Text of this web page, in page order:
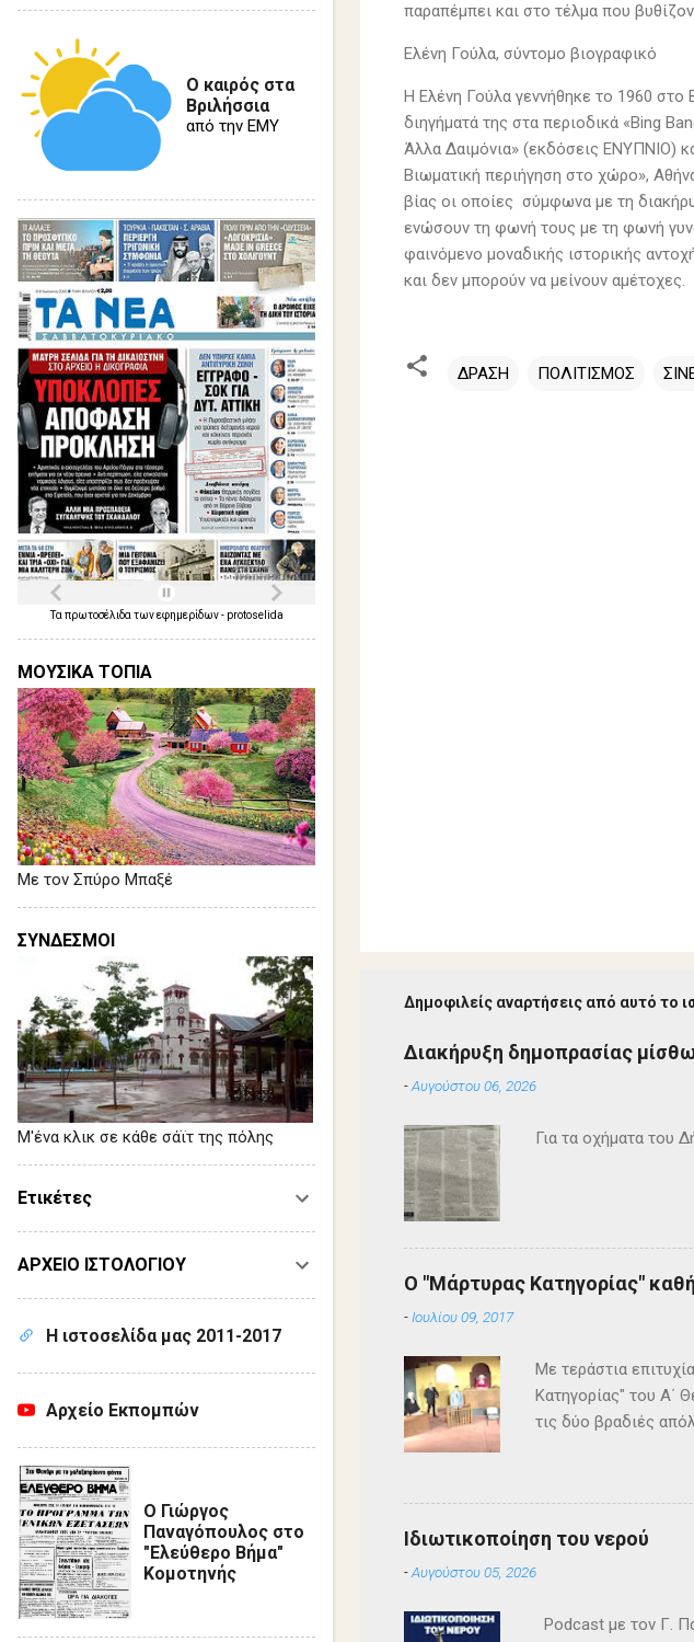
παραπέμπει και στο τέλμα που
Ελένη Γούλα, σύντομο βιογραφικό
Η Ελένη Γούλα γεννήθηκε το 1960 στο
διηγήματά της στα περιοδικά «Bing
Άλλα Δαιμόνια» (εκδόσεις ΕΝΥΠΝΙΟ)
Βιωματική περιήγηση στο χώρο»,
βίας οι οποίες σύμφωνα με τη
ενώσουν τη φωνή τους με τη φωνή
φαινόμενο μοναδικής ιστορικής
και δεν μπορούν να μείνουν αμέτοχες.
ΔΡΑΣΗ ΠΟΛΙΤΙΣΜΟΣ
Δημοφιλείς αναρτήσεις από αυτό το
Διακήρυξη δημοπρασίας
-Αυγούστου 06, 2026
Για τα οχήματα του
Ο "Μάρτυρας Κατηγορίας"
- Ιουλίου 09, 2017
Με τεράστια
Κατηγορίας" του Α΄
τις δύο βραδιές
ανατροπές και ένα
έργο και τους
σπουδαία
Θεατρικού
Θεοδόσης, Άννα
Ιδιωτικοποίηση του νερού
-Αυγούστου 05, 2026
Podcast με τον Γ.
Ο καιρός στα
Βριλήσσια
από την ΕΜΥ
Τα πρωτοσέλιδα τωνεφημερίδων- protoselida
ΜΟΥΣΙΚΑ ΤΟΠΙΑ
Με τον Σπύρο Μπαξέ
ΣΥΝΔΕΣΜΟΙ
Μ'ένα κλικ σε κάθε σάϊτ της πόλης
Ετικέτες
ΑΡΧΕΙΟ ΙΣΤΟΛΟΓΙΟΥ
Η ιστοσελίδα μας 2011-2017
Αρχείο Εκπομπών
Ο Γιώργος
Παναγόπουλος στο
"Ελεύθερο Βήμα"
Κομοτηνής